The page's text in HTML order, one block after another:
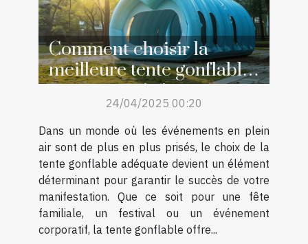
Comment choisir la
meilleure tente gonflable
pour votre événement
24/04/2025 00:20
Dans un monde où les événements en plein
air sont de plus en plus prisés, le choix de la
tente gonflable adéquate devient un élément
déterminant pour garantir le succès de votre
manifestation. Que ce soit pour une fête
familiale, un festival ou un événement
corporatif, la tente gonflable offre...